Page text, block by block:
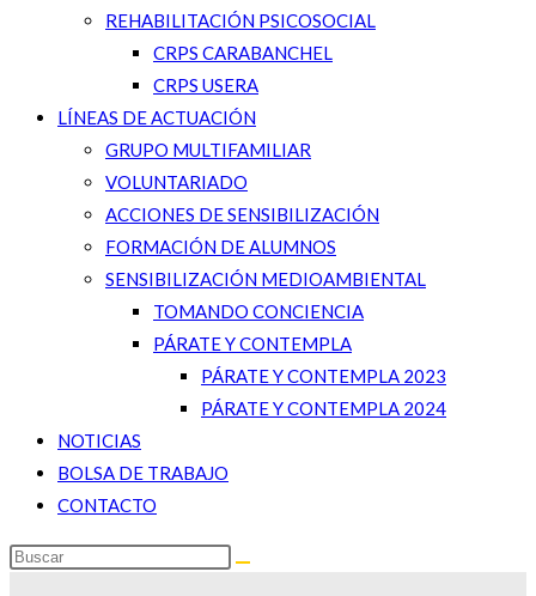
REHABILITACIÓN PSICOSOCIAL
CRPS CARABANCHEL
CRPS USERA
LÍNEAS DE ACTUACIÓN
GRUPO MULTIFAMILIAR
VOLUNTARIADO
ACCIONES DE SENSIBILIZACIÓN
FORMACIÓN DE ALUMNOS
SENSIBILIZACIÓN MEDIOAMBIENTAL
TOMANDO CONCIENCIA
PÁRATE Y CONTEMPLA
PÁRATE Y CONTEMPLA 2023
PÁRATE Y CONTEMPLA 2024
NOTICIAS
BOLSA DE TRABAJO
CONTACTO